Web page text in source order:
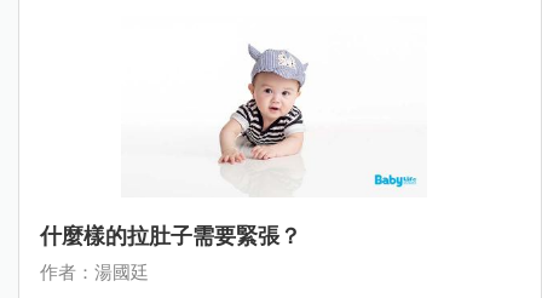
什麼樣的拉肚子需要緊張？
作者：湯國廷